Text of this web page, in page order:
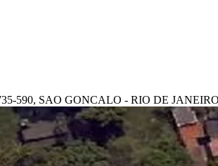
590, SAO GONCALO - RIO DE